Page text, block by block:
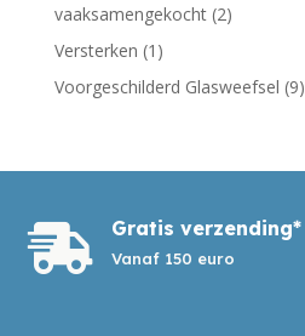
vaaksamengekocht (2)
Versterken (1)
Voorgeschilderd Glasweefsel (9)
 Gratis verzending*
Vanaf 150 euro